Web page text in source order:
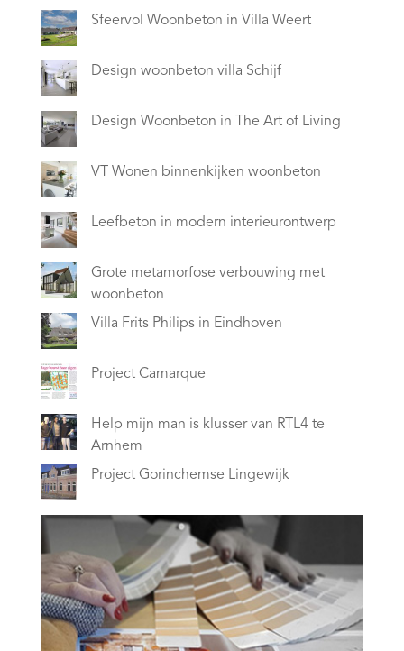
Sfeervol Woonbeton in Villa Weert
Design woonbeton villa Schijf
Design Woonbeton in The Art of Living
VT Wonen binnenkijken woonbeton
Leefbeton in modern interieurontwerp
Grote metamorfose verbouwing met
woonbeton
Villa Frits Philips in Eindhoven
Project Camarque
Help mijn man is klusser van RTL4 te
Arnhem
Project Gorinchemse Lingewijk